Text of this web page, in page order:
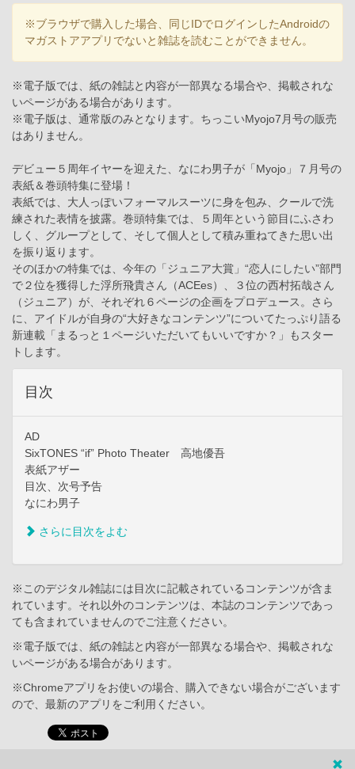
※ブラウザで購入した場合、同じIDでログインしたAndroidの
マガストアアプリでないと雑誌を読むことができません。
※電子版では、紙の雑誌と内容が一部異なる場合や、掲載されな
いページがある場合があります。
※電子版は、通常版のみとなります。ちっこいMyojo7月号の販売
はありません。
デビュー５周年イヤーを迎えた、なにわ男子が「Myojo」７月号の
表紙＆巻頭特集に登場！
表紙では、大人っぽいフォーマルスーツに身を包み、クールで洗
練された表情を披露。巻頭特集では、５周年という節目にふさわ
しく、グループとして、そして個人として積み重ねてきた思い出
を振り返ります。
そのほかの特集では、今年の「ジュニア大賞」“恋人にしたい”部門
で２位を獲得した浮所飛貴さん（ACEes）、３位の西村拓哉さん
（ジュニア）が、それぞれ６ページの企画をプロデュース。さら
に、アイドルが自身の“大好きなコンテンツ”についてたっぷり語る
新連載「まるっと１ページいただいてもいいですか？」もスター
トします。
目次
AD
SixTONES “if” Photo Theater 高地優吾
表紙アザー
目次、次号予告
なにわ男子
さらに目次をよむ
※このデジタル雑誌には目次に記載されているコンテンツが含ま
れています。それ以外のコンテンツは、本誌のコンテンツであっ
ても含まれていませんのでご注意ください。
※電子版では、紙の雑誌と内容が一部異なる場合や、掲載されな
いページがある場合があります。
※Chromeアプリをお使いの場合、購入できない場合がございます
ので、最新のアプリをご利用ください。